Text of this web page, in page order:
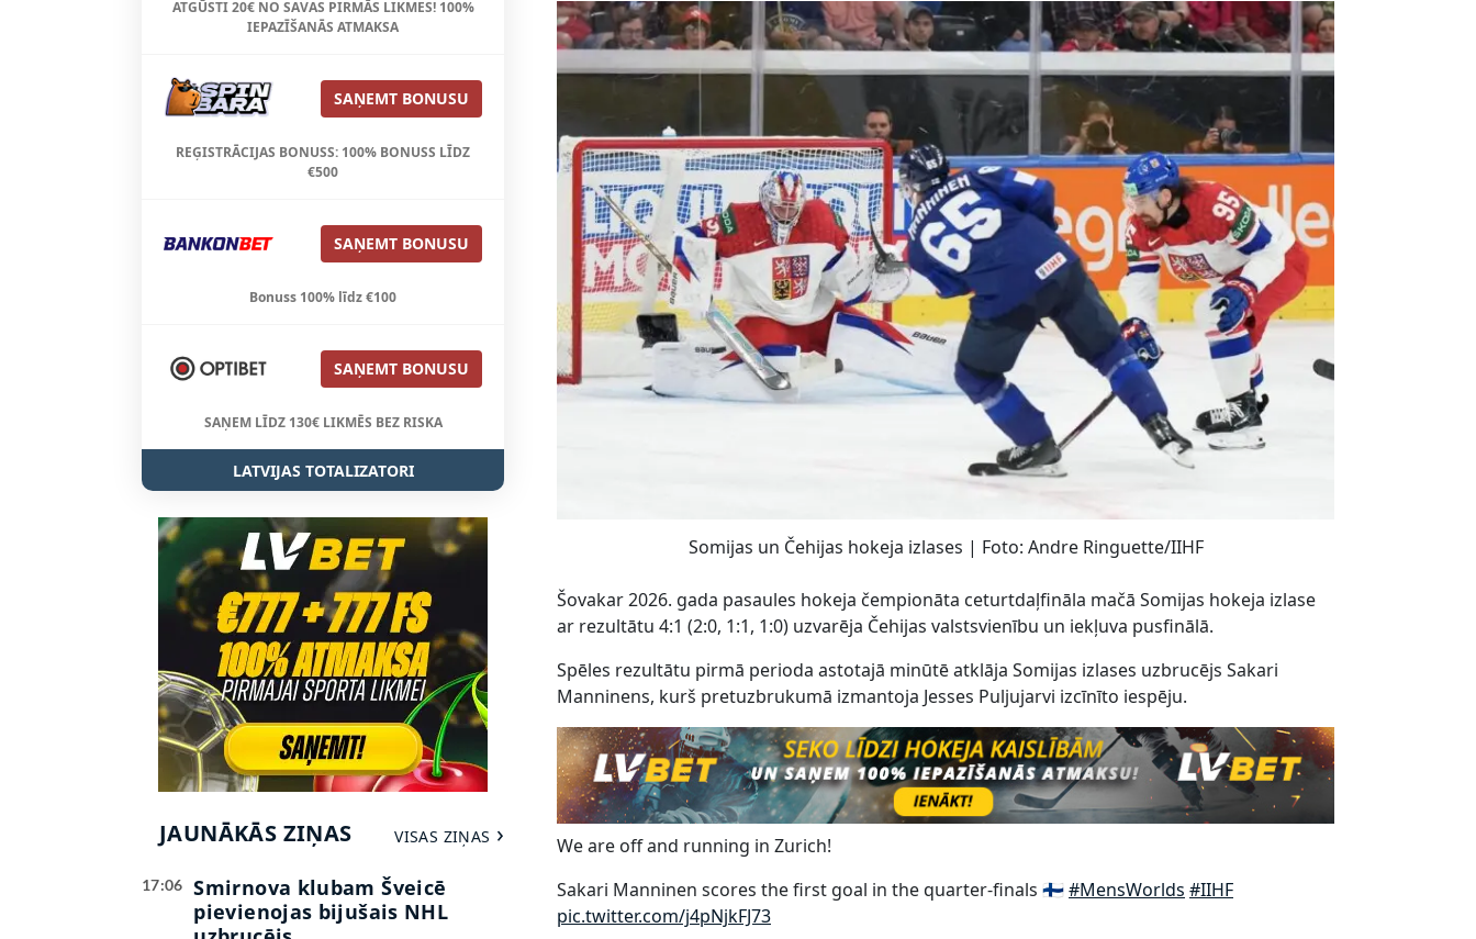
ATGŪSTI 20€ NO SAVAS PIRMĀS LIKMES! 100%
IEPAZĪŠANĀS ATMAKSA
SAŅEMT BONUSU
REĢISTRĀCIJAS BONUSS: 100% BONUSS LĪDZ
€500
SAŅEMT BONUSU
Bonuss 100% līdz €100
SAŅEMT BONUSU
SAŅEM LĪDZ 130€ LIKMĒS BEZ RISKA
LATVIJAS TOTALIZATORI
JAUNĀKĀS ZIŅAS VISAS ZIŅAS
17:06
Smirnova klubam Šveicē
pievienojas bijušais NHL
Somijas un Čehijas hokeja izlases | Foto: Andre Ringuette/IIHF
Šovakar 2026. gada pasaules hokeja čempionāta ceturtdaļfināla mačā Somijas hokeja izlase
ar rezultātu 4:1 (2:0, 1:1, 1:0) uzvarēja Čehijas valstsvienību un iekļuva pusfinālā.
Spēles rezultātu pirmā perioda astotajā minūtē atklāja Somijas izlases uzbrucējs Sakari
Manninens, kurš pretuzbrukumā izmantoja Jesses Puljujarvi izcīnīto iespēju.
We are off and running in Zurich!
Sakari Manninen scores the first goal in the quarter-finals 🇫🇮#MensWorlds #IIHF
pic.twitter.com/j4pNjkFJ73